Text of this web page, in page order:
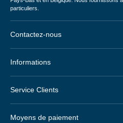
particuliers.
Contactez-nous
Informations
Service Clients
Moyens de paiement